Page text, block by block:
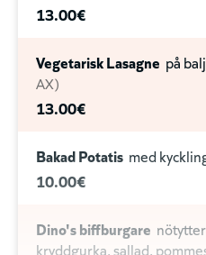
13.00€
Vegetarisk Lasagne på
AX
13.00€
Bakad Potatis med
10.00€
Dino's biffburgare
kryddgurka, sallad,